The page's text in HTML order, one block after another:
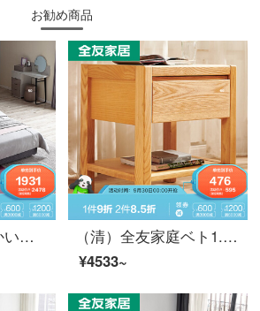
お勧め商品
全友の家の柔らかいベッドの布芸ベッドの近代的な簡単な木の枠のダブルベッドの1.8メートルの布芸の柔らかいものは取り壊して10517ベドを洗うことができます。
（清）全友家庭ベト1.8メートルベッド北欧シンプルベッドルーム家具ホワイトワックスウッドダブルベッド125001ベッドヘッド棚*1
¥4533~